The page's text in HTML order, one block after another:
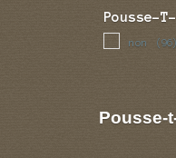
Pousse-
non (96)
Pousse-